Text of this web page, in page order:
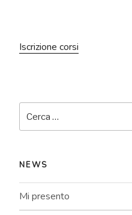
Iscrizione corsi
NEWS
Mi presento